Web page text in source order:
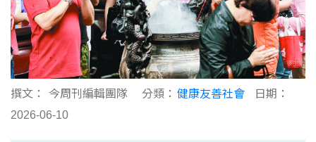
撰文： 今周刊編輯團隊 分類： 健康友善社會
日期：
2026-06-10